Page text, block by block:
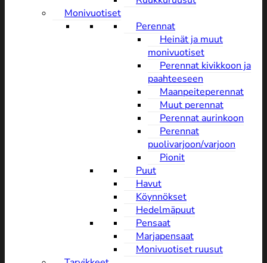
Monivuotiset
Perennat
Heinät ja muut
monivuotiset
Perennat kivikkoon ja
paahteeseen
Maanpeiteperennat
Muut perennat
Perennat aurinkoon
Perennat
puolivarjoon/varjoon
Pionit
Puut
Havut
Köynnökset
Hedelmäpuut
Pensaat
Marjapensaat
Monivuotiset ruusut